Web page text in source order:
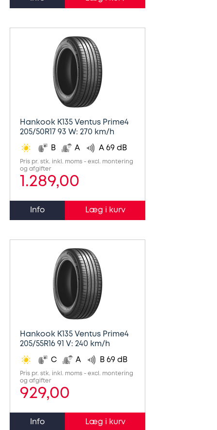
Hankook K135 Ventus Prime4
205/50R17 93 W: 270 km/h
B A A 69 dB
Pris pr. stk. inkl. moms - excl. montering
og afgifter
1.289,00
Info
Hankook K135 Ventus Prime4
205/55R16 91 V: 240 km/h
C A B 69 dB
Pris pr. stk. inkl. moms - excl. montering
og afgifter
929,00
Info